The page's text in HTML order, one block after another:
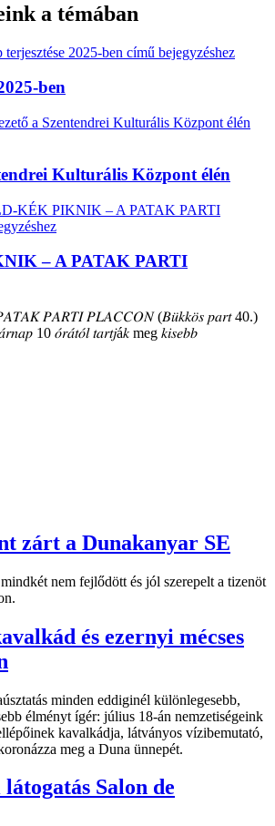
a témában
ben
Kulturális Központ élén
– A PATAK PARTI
𝑃𝐴𝑇𝐴𝐾 𝑃𝐴𝑅𝑇𝐼 𝑃𝐿𝐴𝐶𝐶𝑂𝑁 (𝐵𝑢̈𝑘𝑘𝑜̈𝑠 𝑝𝑎𝑟𝑡 40.)
10 𝑜́𝑟𝑎́𝑡𝑜́𝑙 𝑡𝑎𝑟𝑡𝑗á𝑘 meg 𝑘𝑖𝑠𝑒𝑏𝑏
zárt a Dunakanyar SE
nem fejlődött és jól szerepelt a tizenöt
és ezernyi mécses
minden eddiginél különlegesebb,
élményt ígér: július 18-án nemzetiségeink
kavalkádja, látványos vízibemutató,
meg a Duna ünnepét.
Salon de